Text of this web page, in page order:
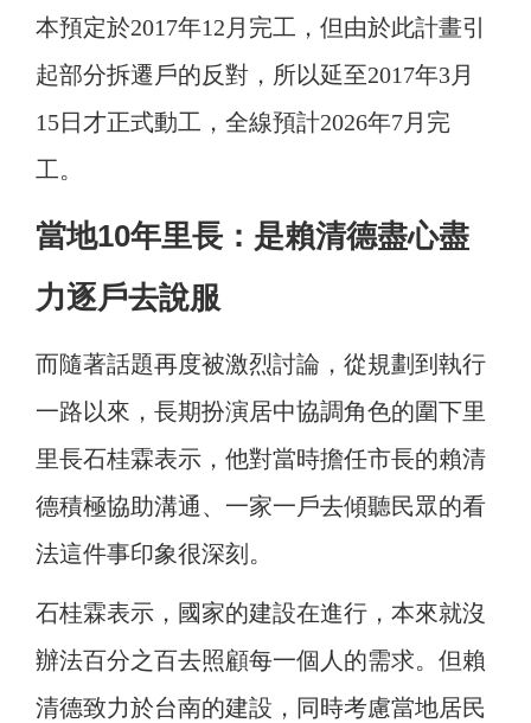
本預定於2017年12月完工，但由於此計畫引
起部分拆遷戶的反對，所以延至2017年3月
15日才正式動工，全線預計2026年7月完
工。
當地10年里長：是賴清德盡心盡
力逐戶去說服
而隨著話題再度被激烈討論，從規劃到執行
一路以來，長期扮演居中協調角色的圍下里
里長石桂霖表示，他對當時擔任市長的賴清
德積極協助溝通、一家一戶去傾聽民眾的看
法這件事印象很深刻。
石桂霖表示，國家的建設在進行，本來就沒
辦法百分之百去照顧每一個人的需求。但賴
清德致力於台南的建設，同時考慮當地居民